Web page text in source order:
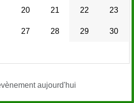
20 21 22 23
27 28 29 30
aujourd'hui